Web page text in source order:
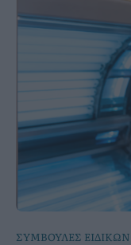
ΣΥΜΒΟΥΛΕΣ ΕΙΔΙΚΩΝ